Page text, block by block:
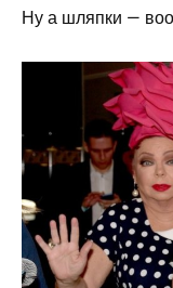
Ну а шляпки —